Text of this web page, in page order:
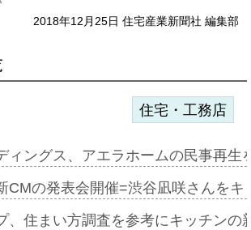
2018年12月25日 住宅産業新聞社 編集部
住宅・工務店
ィングス、アエラホームの民事再
CMの発表会開催=渋谷凪咲さんを
、住まい方調査を参考にキッチン